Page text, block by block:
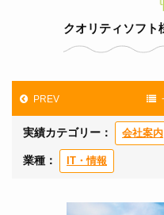
クオリティソフト
PREV
実績カテゴリー： 会社案内
業種： IT・情報